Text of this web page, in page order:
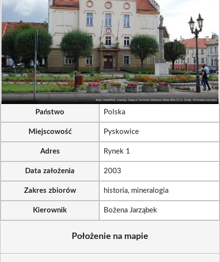
Państwo Polska
Miejscowość Pyskowice
Adres Rynek 1
Data założenia 2003
Zakres zbiorów historia, mineralogia
Kierownik Bożena Jarząbek
Położenie na mapie